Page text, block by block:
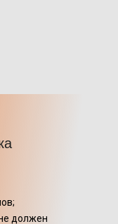
должен